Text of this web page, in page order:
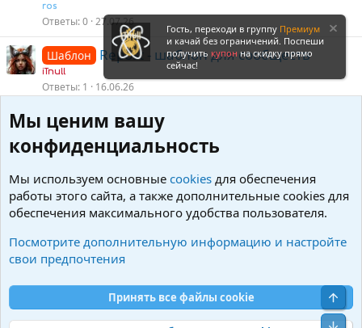
ros
Ответы 0 27.07.26
Шаблон Repost - шаблон для сообществ
iTnull
Ответы 1 16.06.26
Шаблон FreeSoft - шаблон на тему софта и
торрентов
iTnull
Шаблон Theme Mad
DataLife Engine (DLE)
Гость, переходи в группу Премиум
и качай без ограничений. Поспеши
получить купон на скидку прямо
сейчас!
Мы ценим вашу
конфиденциальность
Мы используем основные cookies для обеспечения
работы этого сайта, а также дополнительные cookies для
обеспечения максимального удобства пользователя.
Посмотрите дополнительную информацию и настройте
свои предпочтения
Принять все файлы cookie